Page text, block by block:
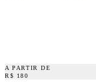
A PARTIR DE
R$ 180